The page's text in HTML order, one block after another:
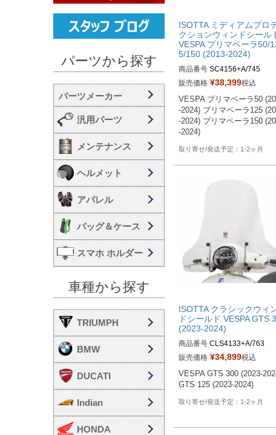
パーツから探す
汎用パーツ
メンテナンス
ヘルメット
アパレル
バッグ＆ケース
スマホ ホルダー
車種から探す
TRIUMPH
BMW
DUCATI
Indian
HONDA
ISOTTA ミディアムプロ
クションウィンドシール
VESPA プリマベーラ50/
5/150 (2013-2024)
商品番号 SC4156+A/745
販売価格 ¥38,399税込
VESPA プリマベーラ50
-2024) プリマベーラ125
-2024) プリマベーラ150
-2024)
1-2ヶ月
ISOTTA クラシックウィ
ドシールド VESPA GTS
(2023-2024)
商品番号 CLS4133+A/763
販売価格 ¥34,899税込
VESPA GTS 300 (2023-
GTS 125 (2023-2024)
1-2ヶ月